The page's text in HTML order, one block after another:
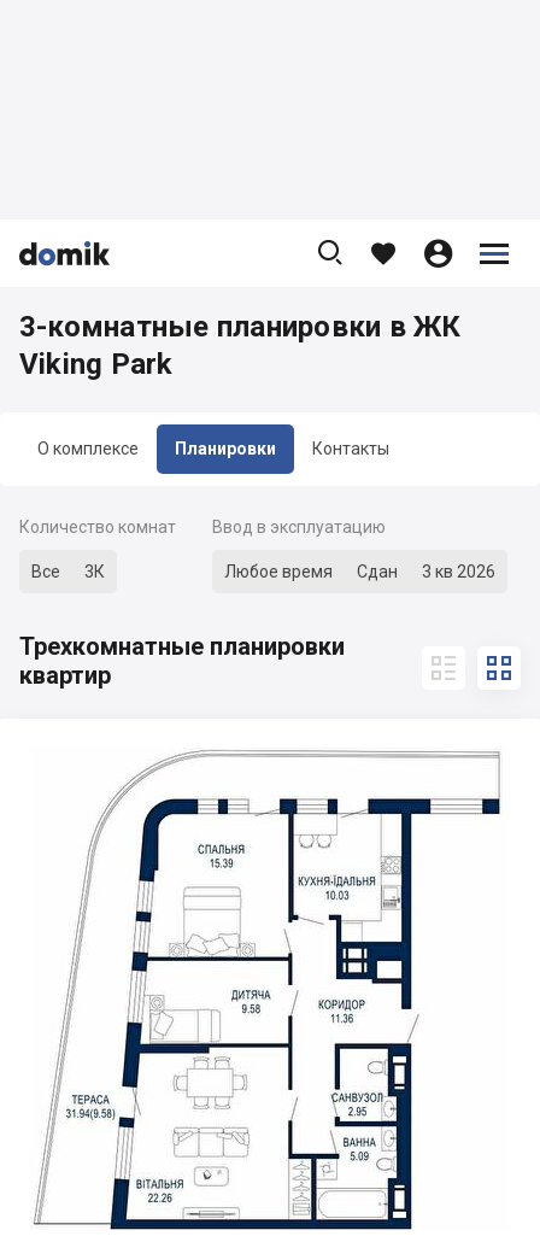


    


О комплексе Планировки Контакты
3-комнатные планировки в ЖК
Viking Park
Количество комнат
Все 3К
Ввод в эксплуатацию
Любое время Сдан 3 кв 2026
Трехкомнатные планировки
квартир
 